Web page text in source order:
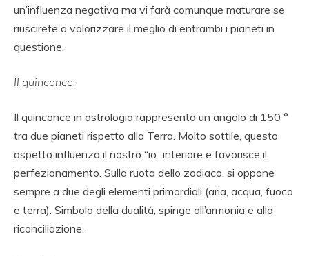
un’influenza negativa ma vi farà comunque maturare se
riuscirete a valorizzare il meglio di entrambi i pianeti in
questione.
Il quinconce:
Il quinconce in astrologia rappresenta un angolo di 150 °
tra due pianeti rispetto alla Terra. Molto sottile, questo
aspetto influenza il nostro “io” interiore e favorisce il
perfezionamento. Sulla ruota dello zodiaco, si oppone
sempre a due degli elementi primordiali (aria, acqua, fuoco
e terra). Simbolo della dualità, spinge all’armonia e alla
riconciliazione.